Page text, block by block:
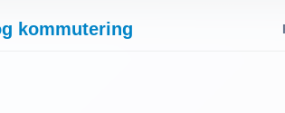
kommutering